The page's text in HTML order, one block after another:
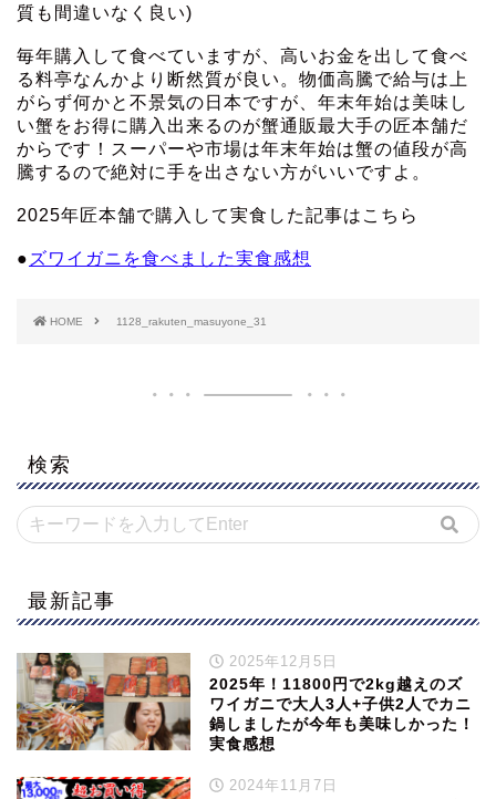
質も間違いなく良い)
毎年購入して食べていますが、高いお金を出して食べ
る料亭なんかより断然質が良い。物価高騰で給与は上
がらず何かと不景気の日本ですが、年末年始は美味し
い蟹をお得に購入出来るのが蟹通販最大手の匠本舗だ
からです！スーパーや市場は年末年始は蟹の値段が高
騰するので絶対に手を出さない方がいいですよ。
2025年匠本舗で購入して実食した記事はこちら
● ズワイガニを食べました実食感想
HOME 1128_rakuten_masuyone_31
検索
最新記事
2025年12月5日
2025年！11800円で2kg越えのズ
ワイガニで大人3人+子供2人でカニ
鍋しましたが今年も美味しかった！
実食感想
2024年11月7日